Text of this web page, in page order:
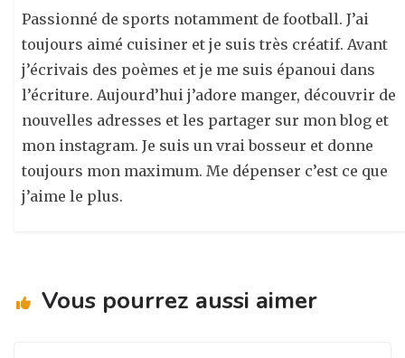
Passionné de sports notamment de football. J’ai
toujours aimé cuisiner et je suis très créatif. Avant
j’écrivais des poèmes et je me suis épanoui dans
l’écriture. Aujourd’hui j’adore manger, découvrir de
nouvelles adresses et les partager sur mon blog et
mon instagram. Je suis un vrai bosseur et donne
toujours mon maximum. Me dépenser c’est ce que
j’aime le plus.
Vous pourrez aussi aimer